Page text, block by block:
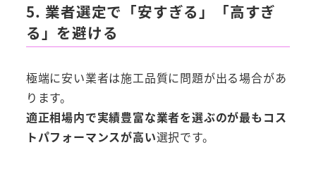
5. 業者選定で「安すぎる」「高すぎ
る」を避ける
極端に安い業者は施工品質に問題が出る場合があ
ります。
適正相場内で実績豊富な業者を選ぶのが最もコス
トパフォーマンスが高い選択です。